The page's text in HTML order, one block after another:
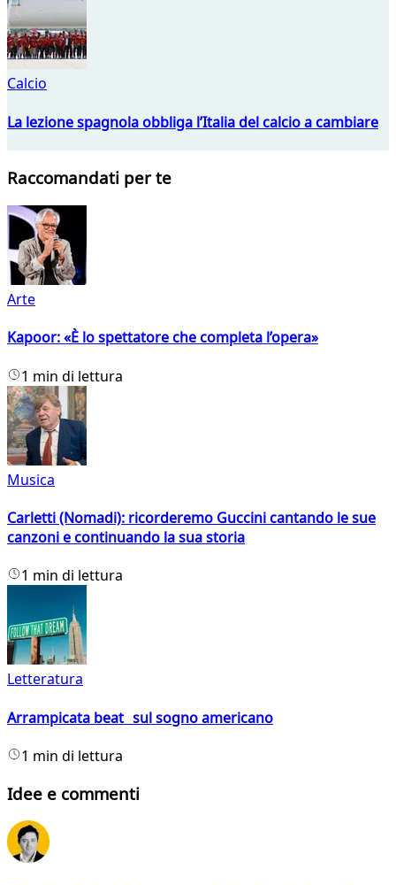
Calcio
La lezione spagnola obbliga l’Italia del calcio a cambiare
Raccomandati per te
Arte
Kapoor: «È lo spettatore che completa l’opera»
1 min di lettura
Musica
Carletti (Nomadi): ricorderemo Guccini cantando le sue
canzoni e continuando la sua storia
1 min di lettura
Letteratura
Arrampicata beat sul sogno americano
1 min di lettura
Idee e commenti